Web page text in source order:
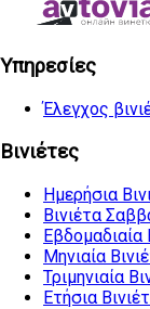
Υπηρεσίες
Έλεγχος
Βινιέτες
Ημερήσια
Βινιέτα
Εβδομαδιαία
Μηνιαία
Τριμηνιαία
Ετήσια